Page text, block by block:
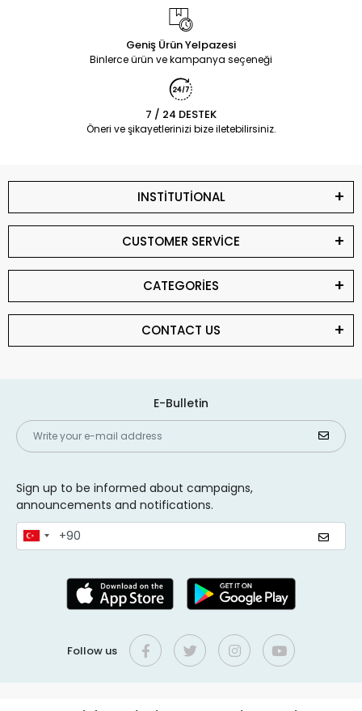
Geniş Ürün Yelpazesi
Binlerce ürün ve kampanya seçeneği
7 / 24 DESTEK
Öneri ve şikayetlerinizi bize iletebilirsiniz.
INSTİTUTİONAL
CUSTOMER SERVİCE
CATEGORİES
CONTACT US
E-Bulletin
Sign up to be informed about campaigns,
announcements and notifications.
Follow us